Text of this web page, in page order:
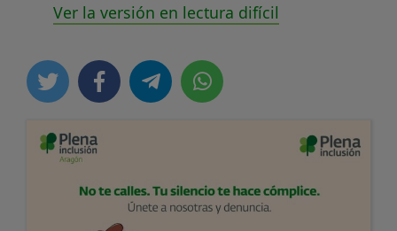
Ver la versión en lectura difícil